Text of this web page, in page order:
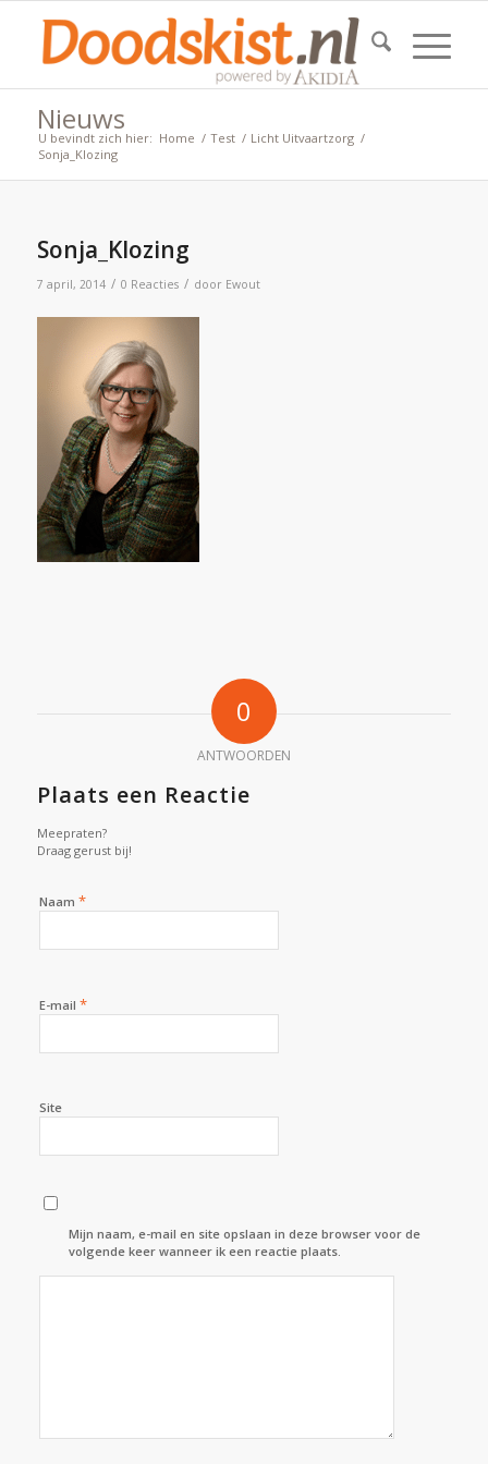
Nieuws
U bevindt zich hier: Home / Test / Licht Uitvaartzorg /
Sonja_Klozing
Sonja_Klozing
7 april, 2014 / 0 Reacties / door Ewout
0
ANTWOORDEN
Plaats een Reactie
Meepraten?
Draag gerust bij!
Naam *
E-mail *
Site
Mijn naam, e-mail en site opslaan in deze browser voor de
volgende keer wanneer ik een reactie plaats.